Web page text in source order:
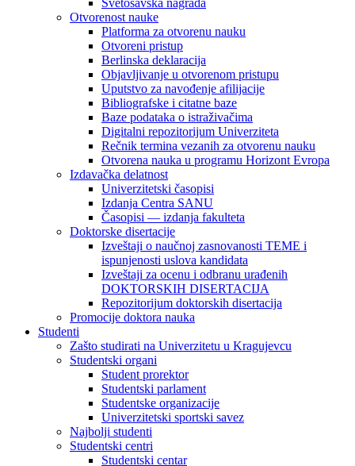
Otvorenost nauke
Platforma za otvorenu nauku
Otvoreni pristup
Berlinska deklaracija
Objavljivanje u otvorenom pristupu
Uputstvo za navođenje afilijacije
Bibliografske i citatne baze
Baze podataka o istraživačima
Digitalni repozitorijum Univerziteta
Rečnik termina vezanih za otvorenu nauku
Otvorena nauka u programu Horizont Evropa
Izdavačka delatnost
Univerzitetski časopisi
Izdanja Centra SANU
Časopisi — izdanja fakulteta
Doktorske disertacije
Izveštaji o naučnoj zasnovanosti TEME i
ispunjenosti uslova kandidata
Izveštaji za ocenu i odbranu urađenih
DOKTORSKIH DISERTACIJA
Repozitorijum doktorskih disertacija
Promocije doktora nauka
Studenti
Zašto studirati na Univerzitetu u Kragujevcu
Studentski organi
Student prorektor
Studentski parlament
Studentske organizacije
Univerzitetski sportski savez
Najbolji studenti
Studentski centri
Studentski centar